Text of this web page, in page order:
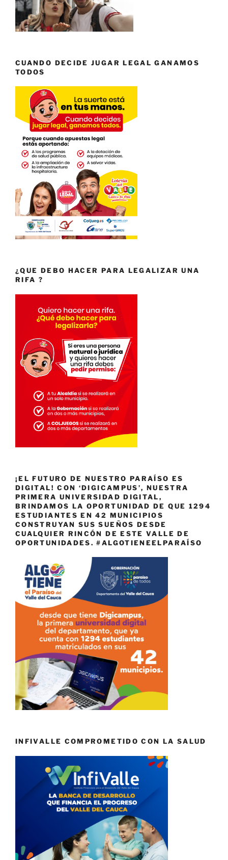
CUANDO DECIDE JUGAR LEGAL GANAMOS
TODOS
¿QUE DEBO HACER PARA LEGALIZAR UNA
RIFA ?
¡EL FUTURO DE NUESTRO PARAÍSO ES
DIGITAL! CON ‘DIGICAMPUS’, NUESTRA
PRIMERA UNIVERSIDAD DIGITAL,
BRINDAMOS LA OPORTUNIDAD DE QUE 1294
ESTUDIANTES EN 42 MUNICIPIOS
CONSTRUYAN SUS SUEÑOS DESDE
CUALQUIER RINCÓN DE ESTE VALLE DE
OPORTUNIDADES. #ALGOTIENEELPARAÍSO
INFIVALLE COMPROMETIDO CON LA SALUD